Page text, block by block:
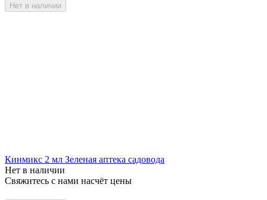
Нет в наличии
Кинмикс 2 мл Зеленая аптека садовода
Нет в наличии
Свяжитесь с нами насчёт цены